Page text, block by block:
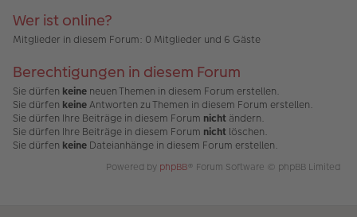
ei
a
v
o
n
8
Wer ist online?
Mitglieder in diesem Forum: 0 Mitglieder und 6 Gäste
Berechtigungen in diesem Forum
Sie dürfen keine neuen Themen in diesem Forum erstellen.
Sie dürfen keineAntworten zu Themen in diesem Forum erstellen.
Sie dürfen Ihre Beiträge in diesem Forum nicht ändern.
Sie dürfen Ihre Beiträge in diesem Forum nicht löschen.
Sie dürfen keine Dateianhänge in diesem Forum erstellen.
Powered by phpBB® Forum Software © phpBB Limited